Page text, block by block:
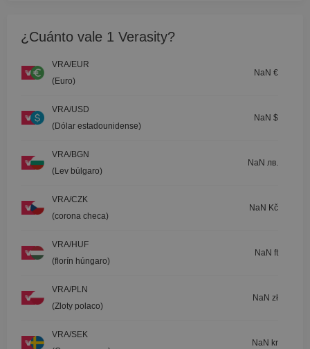
¿Cuánto vale 1 Verasity?
VRA/EUR
(Euro)
NaN €
VRA/USD
(Dólar estadounidense)
NaN $
VRA/BGN
(Lev búlgaro)
NaN лв.
VRA/CZK
(corona checa)
NaN Kč
VRA/HUF
(florín húngaro)
NaN ft
VRA/PLN
(Zloty polaco)
NaN zł
VRA/SEK
NaN kr